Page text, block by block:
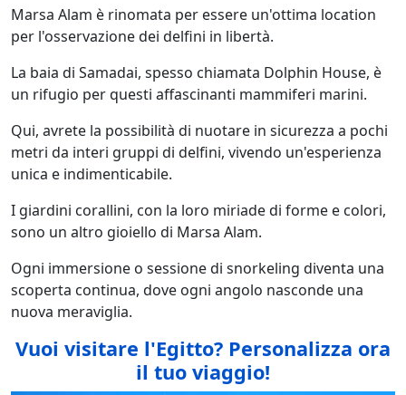
Marsa Alam è rinomata per essere un'ottima location
per l'osservazione dei delfini in libertà.
La baia di Samadai, spesso chiamata Dolphin House, è
un rifugio per questi affascinanti mammiferi marini.
Qui, avrete la possibilità di nuotare in sicurezza a pochi
metri da interi gruppi di delfini, vivendo un'esperienza
unica e indimenticabile.
I giardini corallini, con la loro miriade di forme e colori,
sono un altro gioiello di Marsa Alam.
Ogni immersione o sessione di snorkeling diventa una
scoperta continua, dove ogni angolo nasconde una
nuova meraviglia.
Vuoi visitare l'Egitto? Personalizza ora
il tuo viaggio!